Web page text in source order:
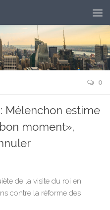
0
Mélenchon estime
moment»,
de la visite du roi en
contre la réforme des